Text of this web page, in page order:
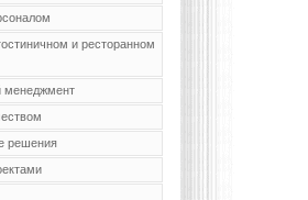
и ресторанном
менеджмент
решения